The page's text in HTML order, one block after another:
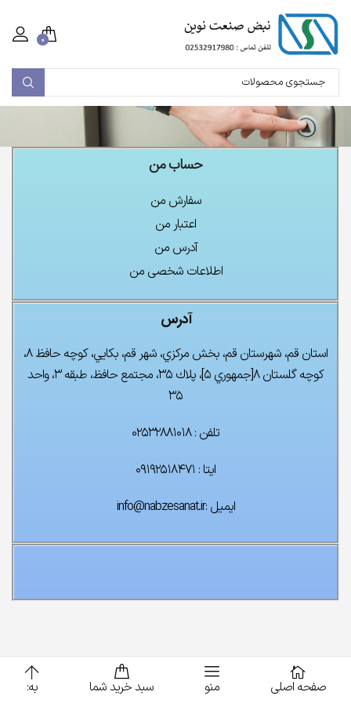
۰
صفحه اصلی منو سبد خرید شما به:
حساب من
سفارش من
اعتبار من
آدرس من
اطلاعات شخصی من
آدرس
استان قم، شهرستان قم، بخش مركزي، شهر قم، بكايي، كوچه حافظ ۸،
كوچه گلستان ۸[جمهوري ۵]، پلاك ۳۵، مجتمع حافظ، طبقه ۳، واحد
۳۵
تلفن : ۰۲۵۳۲۸۸۱۰۱۸
ایتا : ۰۹۱۹۲۵۱۸۴۷۱
ایمیل :info@nabzesanat.ir